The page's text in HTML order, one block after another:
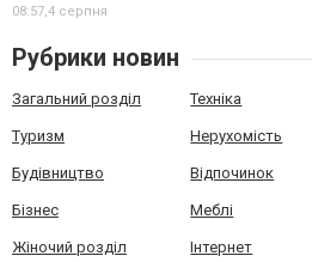
08:57,4 серпня
Рубрики новин
Загальний розділ Техніка
Туризм Нерухомість
Будівництво Відпочинок
Бізнес Меблі
Жіночий розділ Інтернет